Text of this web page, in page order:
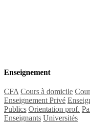
Enseignement
CFA Cours à domicile
Enseignement Privé
Publics Orientation prof.
Enseignants Universités